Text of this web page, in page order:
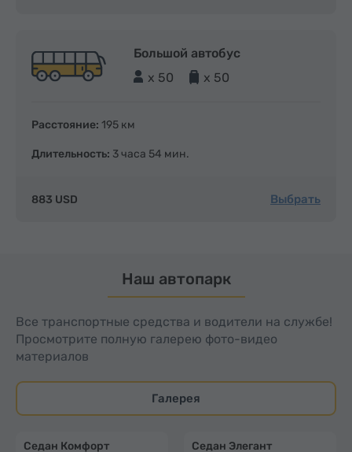
Большой автобус
x 50
x 50
Расстояние: 195 км
Длительность: 3 часа 54 мин.
883 USD Выбрать
Наш автопарк
Все транспортные средства и водители на службе!
Просмотрите полную галерею фото-видео
материалов
Галерея
Седан Комфорт
Седан Элегант